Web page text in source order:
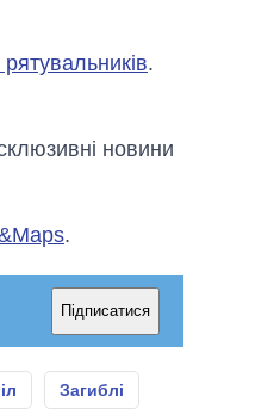
.
новини
.
Підписатися
Загиблі